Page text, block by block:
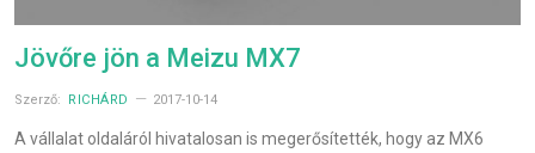
Jövőre jön a Meizu MX7
Szerző: RICHÁRD 2017-10-14
A vállalat oldaláról hivatalosan is megerősítették, hogy az MX6